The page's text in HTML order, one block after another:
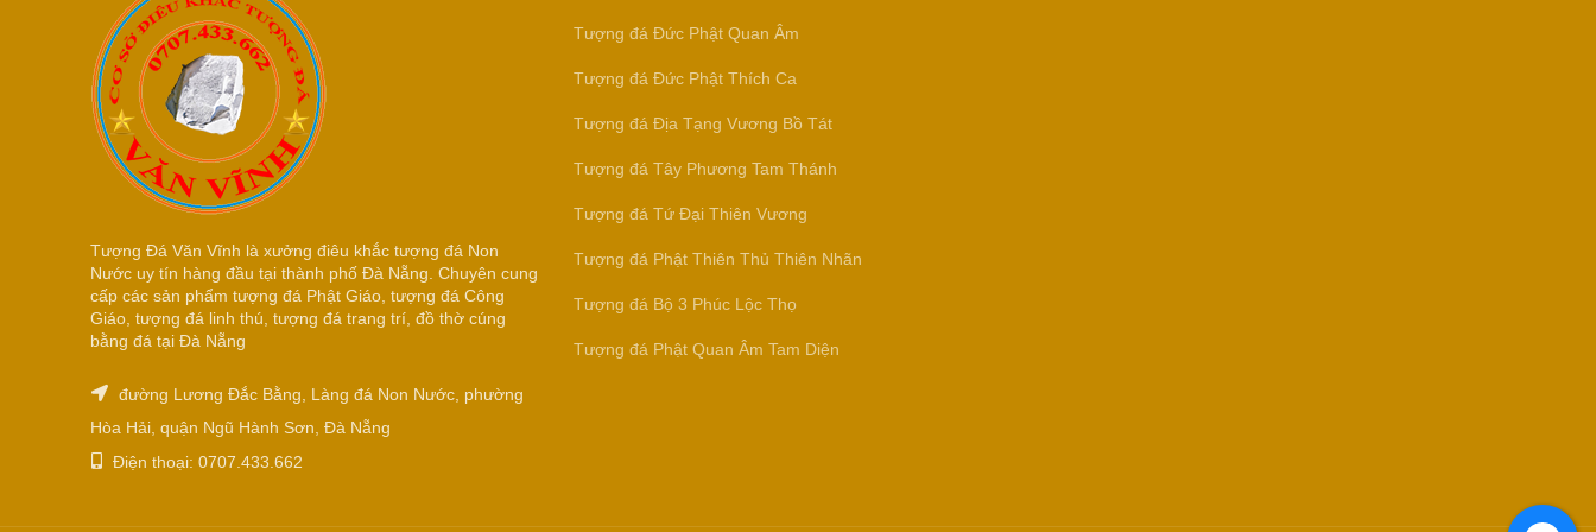
Tượng Đá Văn Vĩnh là xưởng điêu khắc tượng đá Non
Nước uy tín hàng đầu tại thành phố Đà Nẵng. Chuyên cung
cấp các sản phẩm tượng đá Phật Giáo, tượng đá Công
Giáo, tượng đá linh thú, tượng đá trang trí, đồ thờ cúng
bằng đá tại Đà Nẵng
đường Lương Đắc Bằng, Làng đá Non Nước, phường
Hòa Hải, quận Ngũ Hành Sơn, Đà Nẵng
Điện thoại: 0707.433.662
Tượng đá Đức Phật Quan Âm
Tượng đá Đức Phật Thích Ca
Tượng đá Địa Tạng Vương Bồ Tát
Tượng đá Tây Phương Tam Thánh
Tượng đá Tứ Đại Thiên Vương
Tượng đá Phật Thiên Thủ Thiên Nhãn
Tượng đá Bộ 3 Phúc Lộc Thọ
Tượng đá Phật Quan Âm Tam Diện